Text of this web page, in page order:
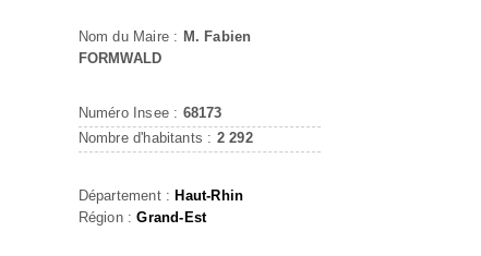
Nom du Maire : M. Fabien
FORMWALD
Numéro Insee : 68173
Nombre d'habitants : 2 292
Département : Haut-Rhin
Région :Grand-Est